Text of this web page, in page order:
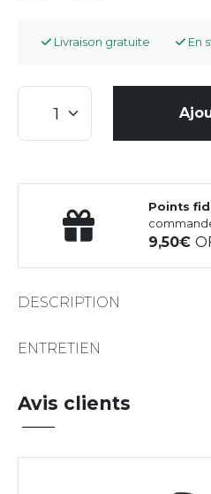
Livraison gratuite En
Points
9,50
DESCRIPTION
ENTRETIEN
Avis clients